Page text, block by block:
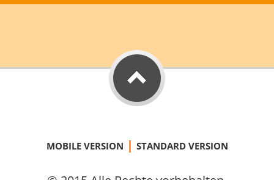
MOBILE VERSION | STANDARD VERSION